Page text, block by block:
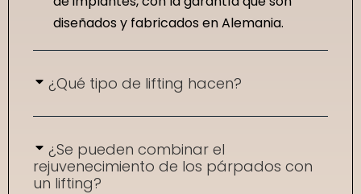
diseñados y fabricados en Alemania.
¿Qué tipo de lifting hacen?
¿Se pueden combinar el
rejuvenecimiento de los párpados con
un lifting?